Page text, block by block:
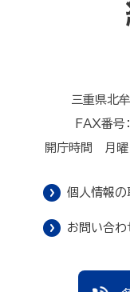
三重県北
FAX番
開庁時間 月
個人情報の
お問い合わ